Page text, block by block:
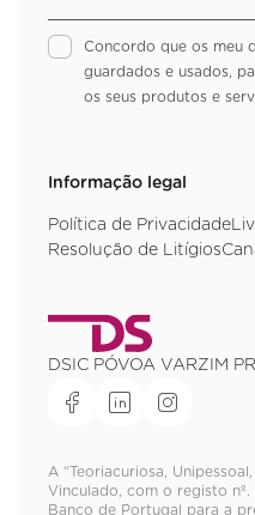
Concordo que os meu
guardados e usados,
os seus produtos e
Informação legal
Política de Privacidade
Resolução de Litígios
DSIC PÓVOA VARZIM
A “Teoriacuriosa,
Vinculado, com o registo
Banco de Portugal para a